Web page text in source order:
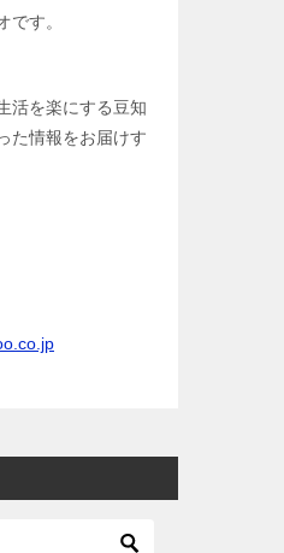
です。
活を楽にする豆知
た情報をお届けす